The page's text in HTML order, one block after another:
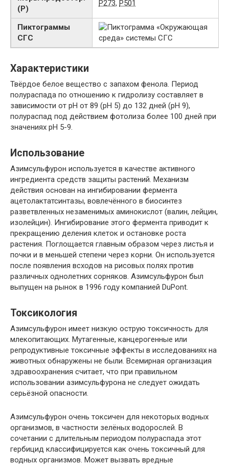
(P)
P273, P501
Пиктограммы
СГС
Характеристики
Твёрдое белое вещество с запахом фенола. Период
полураспада по отношению к гидролизу составляет в
зависимости от рН от 89 (рН 5) до 132 дней (рН 9),
полураспад под действием фотолиза более 100 дней при
значениях рН 5-9.
Использование
Азимсульфурон используется в качестве активного
ингредиента средств защиты растений. Механизм
действия основан на ингибировании фермента
ацетолактатсинтазы, вовлечённого в биосинтез
разветвленных незаменимых аминокислот (валин, лейцин,
изолейцин). Ингибирование этого фермента приводит к
прекращению деления клеток и остановке роста
растения. Поглощается главным образом через листья и
почки и в меньшей степени через корни. Он используется
после появления всходов на рисовых полях против
различных однолетних сорняков. Азимсульфурон был
выпущен на рынок в 1996 году компанией DuPont.
Токсикология
Азимсульфурон имеет низкую острую токсичность для
млекопитающих. Мутагенные, канцерогенные или
репродуктивные токсичные эффекты в исследованиях на
животных обнаружены не были. Всемирная организация
здравоохранения считает, что при правильном
использовании азимсульфурона не следует ожидать
серьёзной опасности.
Азимсульфурон очень токсичен для некоторых водных
организмов, в частности зелёных водорослей. В
сочетании с длительным периодом полураспада этот
гербицид классифицируется как очень токсичный для
водных организмов. Может вызвать вредные